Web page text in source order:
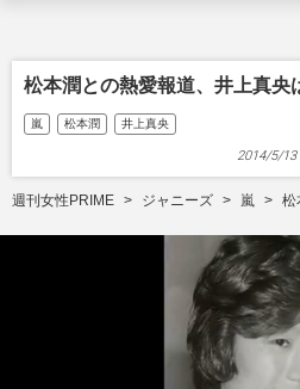
松本潤との熱愛報道、井上真央
嵐 松本潤 井上真央
2014/5/13
週刊女性PRIME ジャニーズ 嵐 松